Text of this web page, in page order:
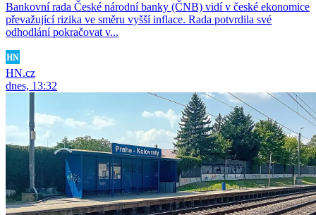
Bankovní rada České národní banky (ČNB) vidí v české ekonomice
převažující rizika ve směru vyšší inflace. Rada potvrdila své
odhodlání pokračovat v...
HN.cz
dnes, 13:32